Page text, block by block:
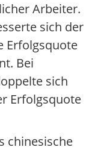
Arbeiter.
sich der
Erfolgsquote
Bei
sich
Erfolgsquote
chinesische